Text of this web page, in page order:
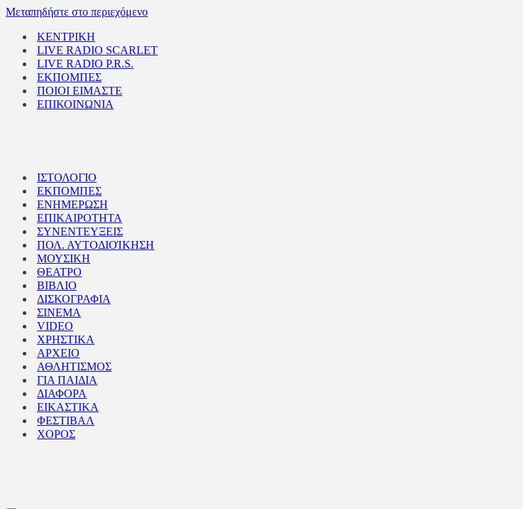
Μεταπηδήστε στο περιεχόμενο
ΚΕΝΤΡΙΚΗ
LIVE RADIO SCARLET
LIVE RADIO P.R.S.
ΕΚΠΟΜΠΕΣ
ΠΟΙΟΙ ΕΙΜΑΣΤΕ
ΕΠΙΚΟΙΝΩΝΙΑ
ΙΣΤΟΛΟΓΙΟ
ΕΚΠΟΜΠΕΣ
ΕΝΗΜΕΡΩΣΗ
ΕΠΙΚΑΙΡΟΤΗΤΑ
ΣΥΝΕΝΤΕΥΞΕΙΣ
ΠΟΛ. ΑΥΤΟΔΙΟΊΚΗΣΗ
ΜΟΥΣΙΚΗ
ΘΕΑΤΡΟ
ΒΙΒΛΙΟ
ΔΙΣΚΟΓΡΑΦΙΑ
ΣΙΝΕΜΑ
VIDEO
ΧΡΗΣΤΙΚΑ
ΑΡΧΕΙΟ
ΑΘΛΗΤΙΣΜΟΣ
ΓΙΑ ΠΑΙΔΙΑ
ΔΙΑΦΟΡΑ
ΕΙΚΑΣΤΙΚΑ
ΦΕΣΤΙΒΑΛ
ΧΟΡΟΣ